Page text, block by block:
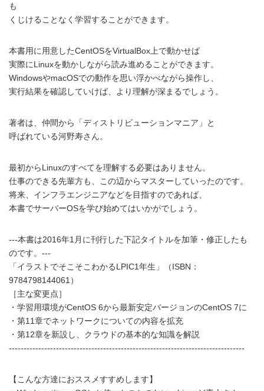
も
くじけることなく学習することができます。
本書用に用意したCentOSをVirtualBox上で動かせば
実際にLinuxを動かしながら読み進めることができます。
WindowsやmacOSでの動作を思い浮かべながら操作し、
実行結果を確認していけば、より理解が深まるでしょう。
著者は、仲間から「ディストリビューションマニア」と
呼ばれている河野寿さん。
最初からLinuxのすべてを理解する必要はありません。
仕事のできる先輩方も、この辺からマスターしていったのです。
将来、インフラエンジニアなどを目指すのであれば、
本書でサーバーOSを学び始めてはいかがでしょう。
---本書は2016年1月に刊行した下記タイトルを加筆・修正したも
のです。---
「イラストでそこそこわかるLPIC1年生」（ISBN：
9784798144061）
［主な変更点］
・学習用環境がCentOS 6から最新安定バージョンのCentOS 7に
・第11章でネットワークについての内容を拡充
・第12章を新設し、クラウドの基本的な知識を解説
--------------------------------------------------------------------------------
【こんな方達におススメすすめします】